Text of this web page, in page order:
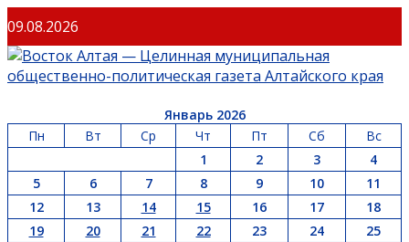
09.08.2026
Январь 2026
Пн
Вт Ср Чт Пт Сб
Вс
1
2 3
4
5
6 7 8 9 10
11
12
13 14 15 16 17
18
19
20 21 22 23 24
25